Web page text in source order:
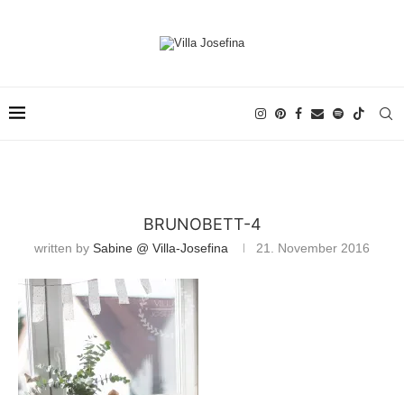
BRUNOBETT-4
written by Sabine @ Villa-Josefina 21. November 2016